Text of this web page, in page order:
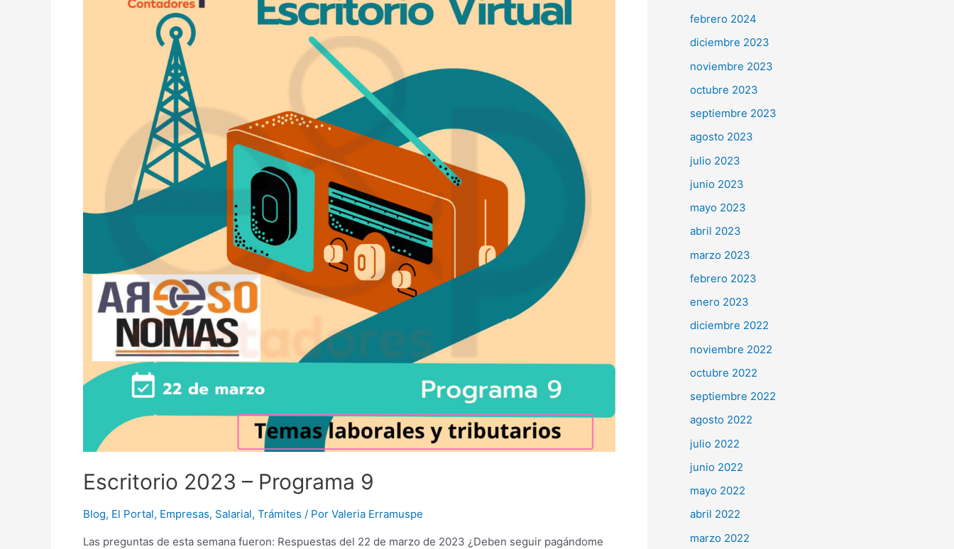
Escritorio 2023 – Programa 9
Blog, El Portal, Empresas, Salarial, Trámites / Por Valeria Erramuspe
Las preguntas de esta semana fueron: Respuestas del 22 de marzo de 2023 ¿Deben seguir pagándome
febrero 2024
diciembre 2023
noviembre 2023
octubre 2023
septiembre 2023
agosto 2023
julio 2023
junio 2023
mayo 2023
abril 2023
marzo 2023
febrero 2023
enero 2023
diciembre 2022
noviembre 2022
octubre 2022
septiembre 2022
agosto 2022
julio 2022
junio 2022
mayo 2022
abril 2022
marzo 2022